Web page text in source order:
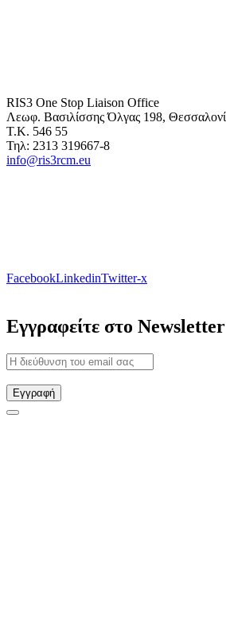
RIS3 One Stop Liaison Office
Λεωφ. Βασιλίσσης Όλγας 198,
Τ.Κ. 546 55
Τηλ: 2313 319667-8
info@ris3rcm.eu
FacebookLinkedinTwitter-x
Εγγραφείτε στο
Εγγραφή